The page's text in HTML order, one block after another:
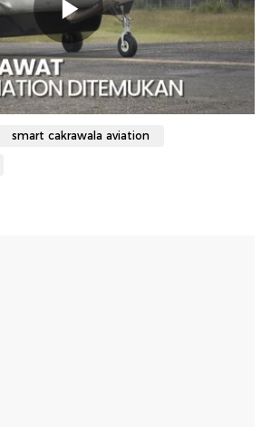
smart cakrawala aviation